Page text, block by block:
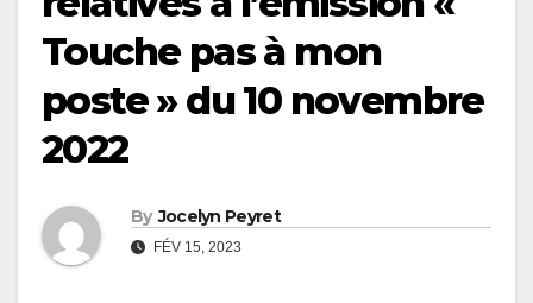
Touche pas à mon
poste » du 10 novembre
2022
By Jocelyn Peyret
FÉV 15, 2023